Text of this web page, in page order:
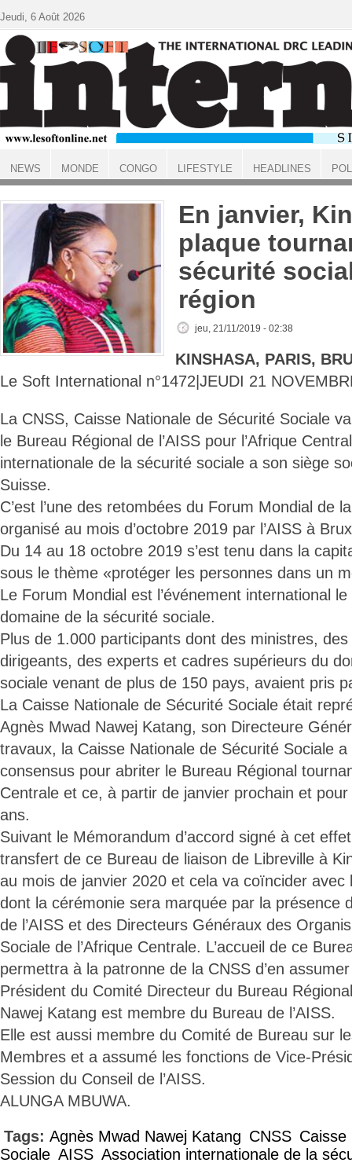
ACCUEIL
En janvier,
plaque
sécurité
région
jeu, 21/11/2019 - 02:38
KINSHASA, PARIS,
Le Soft International n°1472|JEUDI 21
La CNSS, Caisse Nationale de Sécurité Sociale
le Bureau Régional de l’AISS pour l’Afrique
internationale de la sécurité sociale a son siège
Suisse.
C’est l’une des retombées du Forum Mondial de
organisé au mois d’octobre 2019 par l’AISS à
Du 14 au 18 octobre 2019 s’est tenu dans la
sous le thème «protéger les personnes dans un
Le Forum Mondial est l’événement international
domaine de la sécurité sociale.
Plus de 1.000 participants dont des ministres,
dirigeants, des experts et cadres supérieurs du
sociale venant de plus de 150 pays, avaient pris
La Caisse Nationale de Sécurité Sociale était
Agnès Mwad Nawej Katang, son Directeure
travaux, la Caisse Nationale de Sécurité Sociale
consensus pour abriter le Bureau Régional
Centrale et ce, à partir de janvier prochain et
ans.
Suivant le Mémorandum d’accord signé à cet
transfert de ce Bureau de liaison de Libreville à
au mois de janvier 2020 et cela va coïncider avec
dont la cérémonie sera marquée par la présence
de l’AISS et des Directeurs Généraux des
Sociale de l’Afrique Centrale. L’accueil de ce
permettra à la patronne de la CNSS d’en
Président du Comité Directeur du Bureau
Nawej Katang est membre du Bureau de l’AISS.
Elle est aussi membre du Comité de Bureau sur
Membres et a assumé les fonctions de Vice-
Session du Conseil de l’AISS.
ALUNGA MBUWA.
Tags: Agnès Mwad Nawej Katang CNSS Caisse
Sociale AISS Association internationale de la
Jeudi, 6 Août 2026
NEWS MONDE CONGO LIFESTYLE HEADLINES